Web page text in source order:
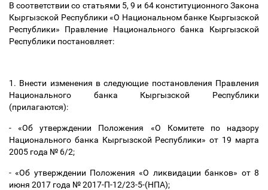
В соответствии со статьями 5, 9 и 64 конституционного Закона
Кыргызской Республики «О Национальном банке Кыргызской
Республики» Правление Национального банка Кыргызской
Республики постановляет:
1. Внести изменения в следующие постановления Правления
Национального банка Кыргызской Республики
(прилагаются):
- «Об утверждении Положения «О Комитете по надзору
Национального банка Кыргызской Республики» от 19 марта
2005 года № 6/2;
- «Об утверждении Положения «О ликвидации банков» от 8
июня 2017 года № 2017-П-12/23-5-(НПА);